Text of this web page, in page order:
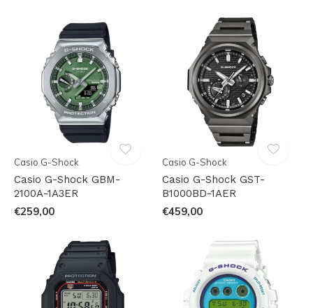
Casio G-Shock
Casio G-Shock GBM-
2100A-1A3ER
€259,00
Casio G-Shock
Casio G-Shock GST-
B1000BD-1AER
€459,00